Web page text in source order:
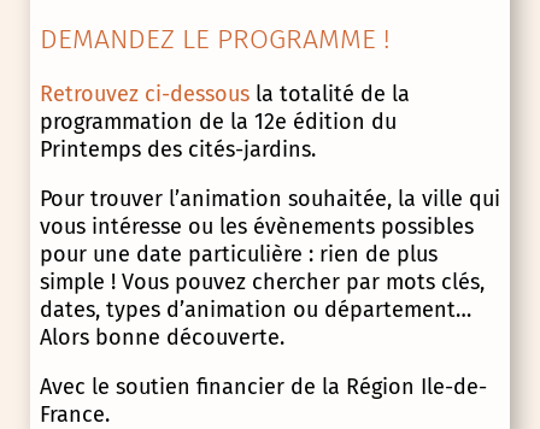
DEMANDEZ LE PROGRAMME !
Retrouvez ci-dessousla totalité de la
programmation de la 12e édition du
Printemps des cités-jardins.
Pour trouver l’animation souhaitée, la ville qui
vous intéresse ou les évènements possibles
pour une date particulière : rien de plus
simple ! Vous pouvez chercher par mots clés,
dates, types d’animation ou département…
Alors bonne découverte.
Avec le soutien financier de la Région Ile-de-
France.